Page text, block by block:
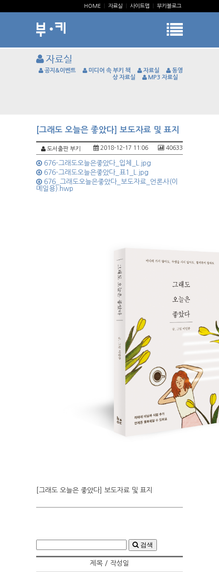
HOME 자료실 사이트맵 부키블로그
자료실
공지&이벤트 미디어 속 부키 책 자료실
동영
상 자료실
MP3 자료실
[그래도 오늘은 좋았다] 보도자료 및 표지
도서출판 부키 40633
2018-12-17 11:06
676-그래도오늘은좋았다_입체_L.jpg
676-그래도오늘은좋았다_표1_L.jpg
676_그래도오늘은좋았다_보도자료_언론사(이
메일용).hwp
[그래도 오늘은 좋았다] 보도자료 및 표지
검색
제목 / 작성일